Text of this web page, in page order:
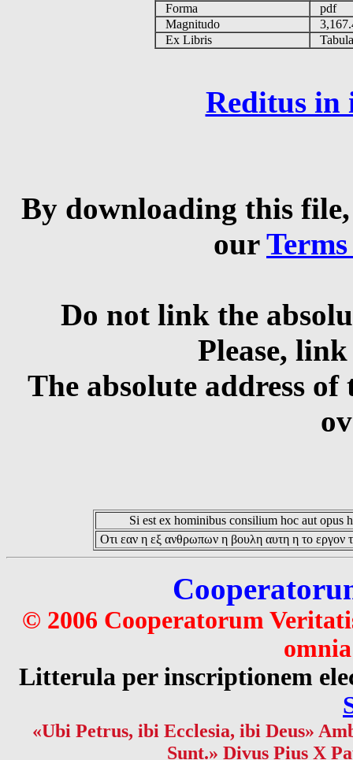
Forma
pdf
Magnitudo
Ex Libris
Reditus in
By downloading this
our
Do not link the
Please,
The absolute address
Si est ex hominibus consilium hoc aut opus
Οτι εαν η εξ ανθρωπων η βουλη αυτη η το εργον
© 2006 Cooperatorum
Litterula per inscriptionem
«Ubi Petrus, ibi Ecclesia, ibi Deus»
Sunt.» Divus Pius X